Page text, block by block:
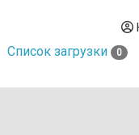
Список загрузки 0